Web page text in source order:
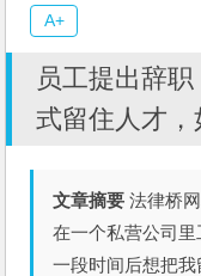
员工提出辞
式留住人才，
文章摘要 法律桥
在一个私营公司
一段时间后想把
A+